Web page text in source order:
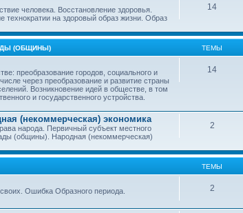
человека. Восстановление здоровья.
технократии на здоровый образ жизни. Образ
14
(ОБЩИНЫ) ТЕМЫ
преобразование городов, социального и
через преобразование и развитие страны
Возникновение идей в обществе, в том
и государственного устройства.
14
(некоммерческая) экономика
народа. Первичный субъект местного
(общины). Народная (некоммерческая)
2
ТЕМЫ
Ошибка Образного периода. 2